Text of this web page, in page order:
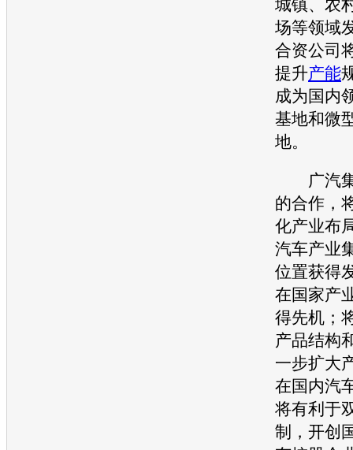
城镇、农
场等领域
合资公司
提升产能
成为国内
基地和微
地。
广汽集
的合作，
化产业布
汽车产业
位置获得
在国家产
得先机；
产品结构
一步扩大
在国内汽
将有利于
制，开创